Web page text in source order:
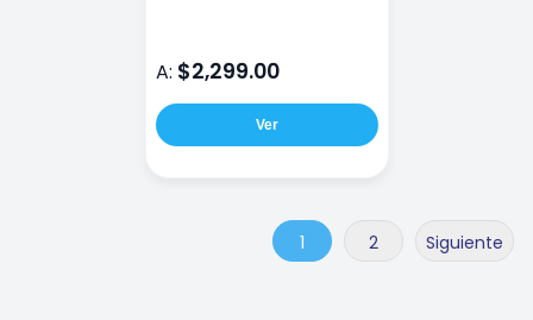
A: $2,299.00
Ver
1 2 Siguiente